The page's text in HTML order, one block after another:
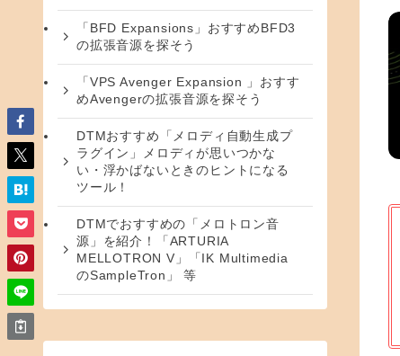
「BFD Expansions」おすすめBFD3
の拡張音源を探そう
「VPS Avenger Expansion 」おすす
めAvengerの拡張音源を探そう
DTMおすすめ「メロディ自動生成プ
ラグイン」メロディが思いつかな
い・浮かばないときのヒントになる
ツール！
DTMでおすすめの「メロトロン音
源」を紹介！「ARTURIA
MELLOTRON V」「IK Multimedia
のSampleTron」 等